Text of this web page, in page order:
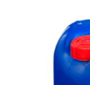
3. Bộ dụng cụ đo
bộ